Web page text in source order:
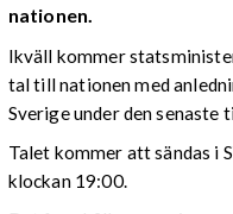
nationen.
Ikväll kommer
tal till nationen med
Sverige under den senaste
Talet kommer att sändas i
klockan 19:00.